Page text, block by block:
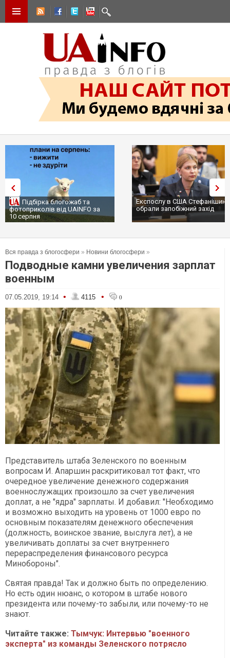
Підбірка блогожаб та
фотоприколів від UAINFO за
10 серпня
Експослу в США
обрали запобіжний захід
Вся правда з блогосфери » Новини блогосфери »
Подводные камни увеличения зарплат
военным
07.05.2019, 19:14 • 4115 • 0
Представитель штаба Зеленского по военным
вопросам И. Апаршин раскритиковал тот факт, что
очередное увеличение денежного содержания
военнослужащих произошло за счет увеличения
доплат, а не "ядра" зарплаты. И добавил: "Необходимо
и возможно выходить на уровень от 1000 евро по
основным показателям денежного обеспечения
(должность, воинское звание, выслуга лет), а не
увеличивать доплаты за счет внутреннего
перераспределения финансового ресурса
Минобороны".
Святая правда! Так и должно быть по определению.
Но есть один нюанс, о котором в штабе нового
президента или почему-то забыли, или почему-то не
знают.
Читайте также: Тымчук: Интервью "военного
эксперта" из команды Зеленского потрясло